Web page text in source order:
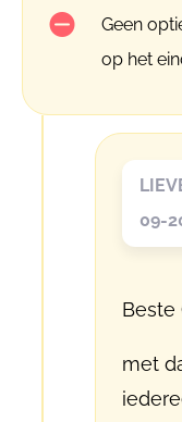
Geen
op het
09-
Beste
met